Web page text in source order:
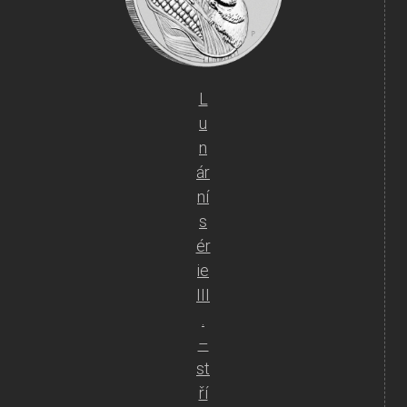
L
u
n
ár
ní
s
ér
ie
III
.
–
st
ří